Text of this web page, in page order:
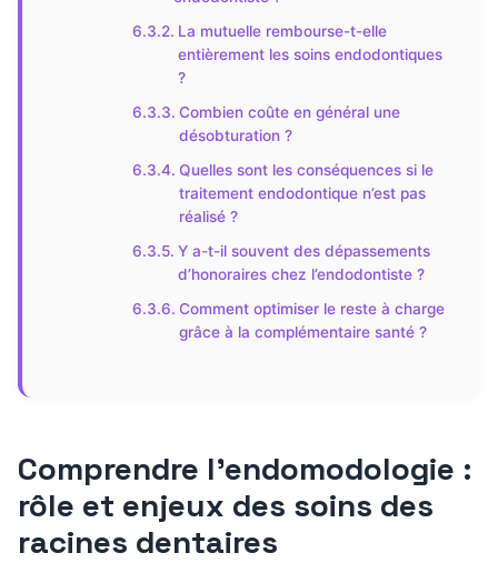
La mutuelle rembourse-t-elle
entièrement les soins endodontiques
?
Combien coûte en général une
désobturation ?
Quelles sont les conséquences si le
traitement endodontique n’est pas
réalisé ?
Y a-t-il souvent des dépassements
d’honoraires chez l’endodontiste ?
Comment optimiser le reste à charge
grâce à la complémentaire santé ?
Comprendre l’endomodologie :
rôle et enjeux des soins des
racines dentaires